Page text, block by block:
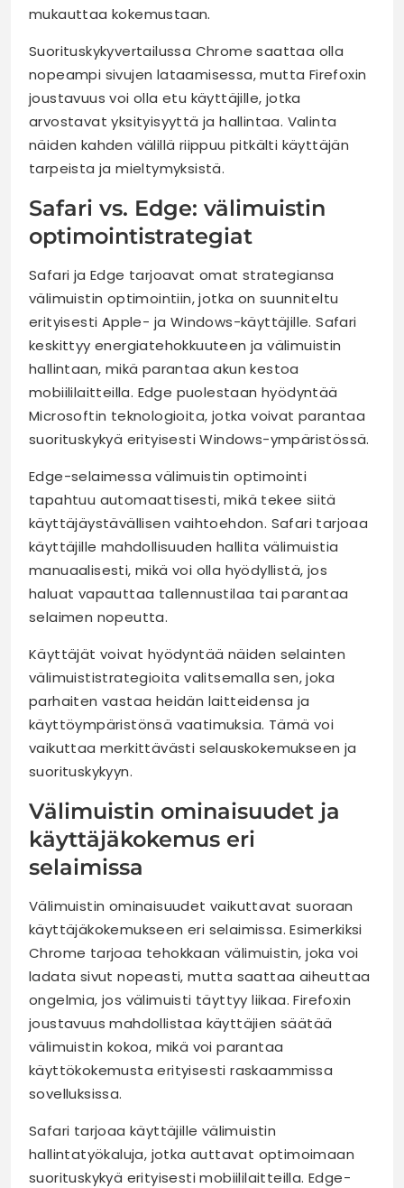
mukauttaa kokemustaan.
Suorituskykyvertailussa Chrome saattaa olla
nopeampi sivujen lataamisessa, mutta Firefoxin
joustavuus voi olla etu käyttäjille, jotka
arvostavat yksityisyyttä ja hallintaa. Valinta
näiden kahden välillä riippuu pitkälti käyttäjän
tarpeista ja mieltymyksistä.
Safari vs. Edge: välimuistin
optimointistrategiat
Safari ja Edge tarjoavat omat strategiansa
välimuistin optimointiin, jotka on suunniteltu
erityisesti Apple- ja Windows-käyttäjille. Safari
keskittyy energiatehokkuuteen ja välimuistin
hallintaan, mikä parantaa akun kestoa
mobiililaitteilla. Edge puolestaan hyödyntää
Microsoftin teknologioita, jotka voivat parantaa
suorituskykyä erityisesti Windows-ympäristössä.
Edge-selaimessa välimuistin optimointi
tapahtuu automaattisesti, mikä tekee siitä
käyttäjäystävällisen vaihtoehdon. Safari tarjoaa
käyttäjille mahdollisuuden hallita välimuistia
manuaalisesti, mikä voi olla hyödyllistä, jos
haluat vapauttaa tallennustilaa tai parantaa
selaimen nopeutta.
Käyttäjät voivat hyödyntää näiden selainten
välimuististrategioita valitsemalla sen, joka
parhaiten vastaa heidän laitteidensa ja
käyttöympäristönsä vaatimuksia. Tämä voi
vaikuttaa merkittävästi selauskokemukseen ja
suorituskykyyn.
Välimuistin ominaisuudet ja
käyttäjäkokemus eri
selaimissa
Välimuistin ominaisuudet vaikuttavat suoraan
käyttäjäkokemukseen eri selaimissa. Esimerkiksi
Chrome tarjoaa tehokkaan välimuistin, joka voi
ladata sivut nopeasti, mutta saattaa aiheuttaa
ongelmia, jos välimuisti täyttyy liikaa. Firefoxin
joustavuus mahdollistaa käyttäjien säätää
välimuistin kokoa, mikä voi parantaa
käyttökokemusta erityisesti raskaammissa
sovelluksissa.
Safari tarjoaa käyttäjille välimuistin
hallintatyökaluja, jotka auttavat optimoimaan
suorituskykyä erityisesti mobiililaitteilla. Edge-